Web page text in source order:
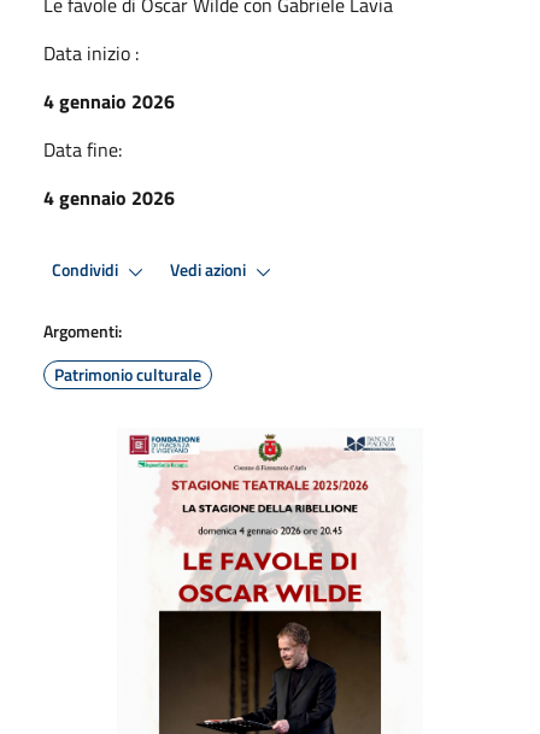
Data inizio :
4 gennaio 2026
Data fine:
4 gennaio 2026
Condividi Vedi azioni
Argomenti:
Patrimonio culturale